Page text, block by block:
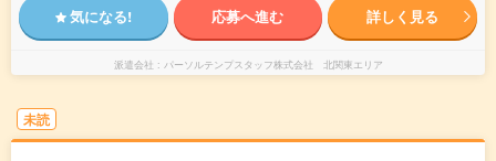
気になる! 応募へ進む 詳しく見る
派遣会社 パーソルテンプスタッフ株式会社 北関東エリア
未読